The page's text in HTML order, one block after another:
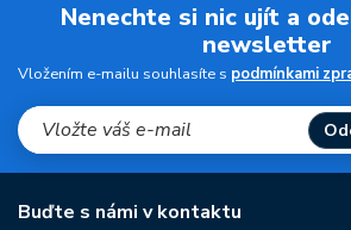
Nenechte si nic ujít a
newsletter
Vložením e-mailu souhlasíte s podmínkami
Buďte s námi v kontaktu